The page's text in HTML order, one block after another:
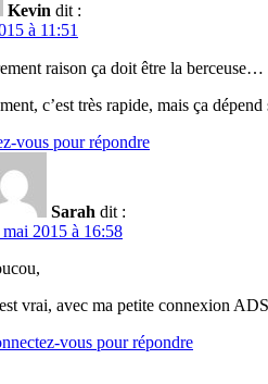
Kevin dit :
à 11:51
raison ça doit être la
c’est très rapide, mais ça
vous pour répondre
Sarah dit :
mai 2015 à 16:58
vrai, avec ma petite connexion
vous pour répondre